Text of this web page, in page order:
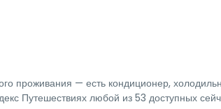
проживания — есть кондиционер,
Путешествиях любой из 53 доступных